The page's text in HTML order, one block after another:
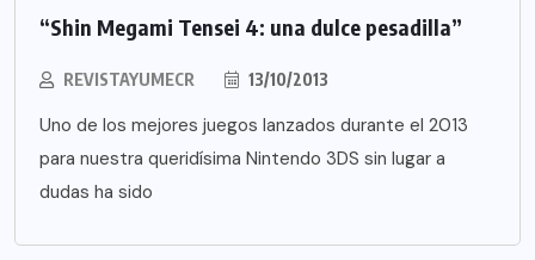
“Shin Megami Tensei 4: una dulce pesadilla”
REVISTAYUMECR 13/10/2013
Uno de los mejores juegos lanzados durante el 2013
para nuestra queridísima Nintendo 3DS sin lugar a
dudas ha sido